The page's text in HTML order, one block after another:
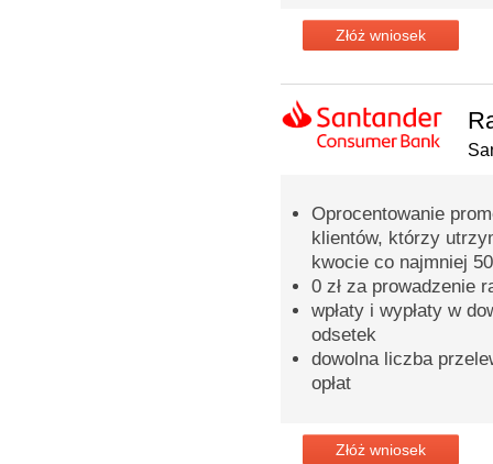
Złóż wniosek
Oprocentowanie
klientów, którzy
kwocie co najmniej
0 zł za prowadzenie
wpłaty i wypłaty w
odsetek
dowolna liczba
opłat
Złóż wniosek